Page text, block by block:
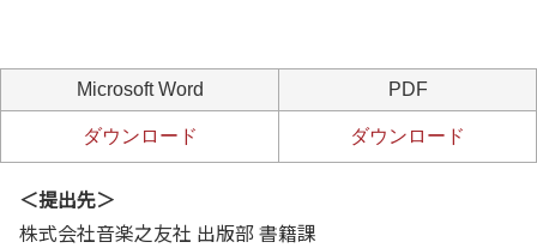
Microsoft Word PDF
ダウンロード ダウンロード
＜提出先＞
株式会社音楽之友社 出版部 書籍課